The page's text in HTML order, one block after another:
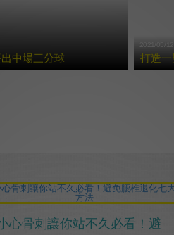
中場三分球
2021/05/12
心骨刺讓你站不久必看！避